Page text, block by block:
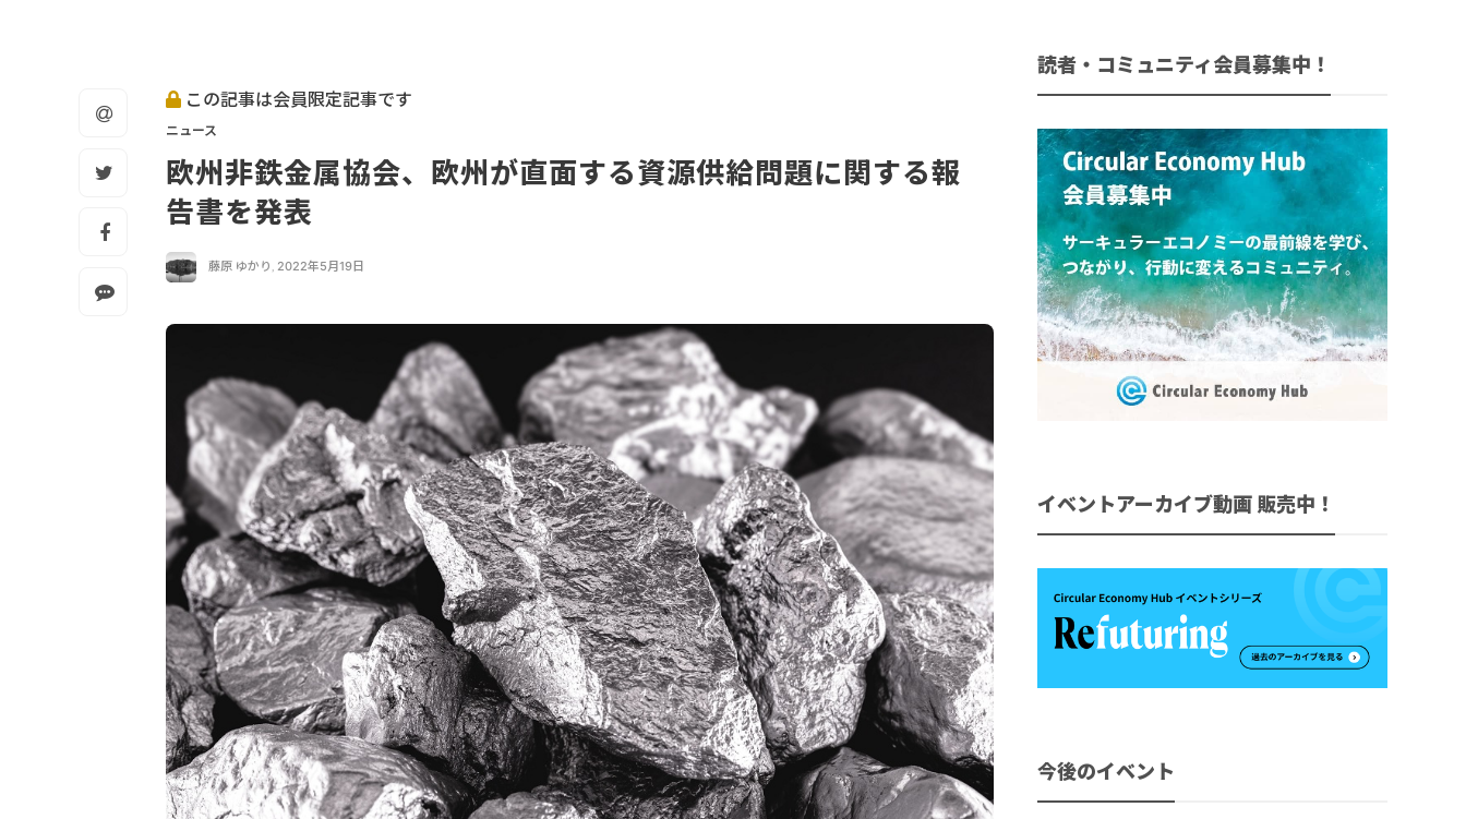
この記事は会員限定記事です
ニュース
欧州非鉄金属協会、欧州が直面する資源供給問題に関する報
告書を発表
藤原 ゆかり , 2022年5月19日
読者・コミュニティ会員募集中！
イベントアーカイブ動画 販売中！
今後のイベント